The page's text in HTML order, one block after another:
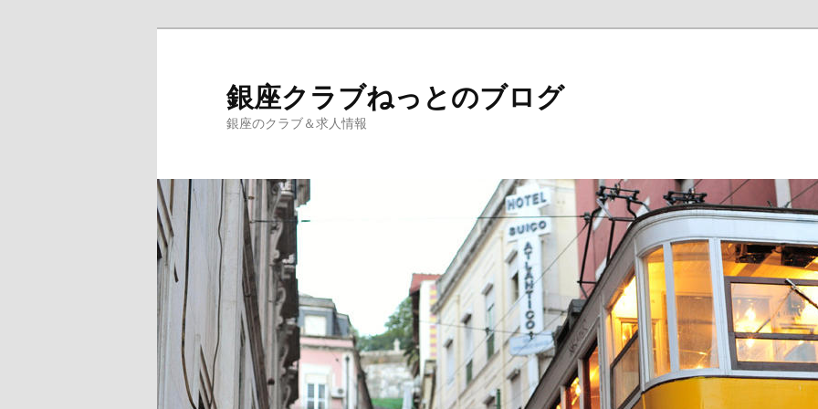
銀座クラブねっとのブログ
銀座のクラブ＆求人情報